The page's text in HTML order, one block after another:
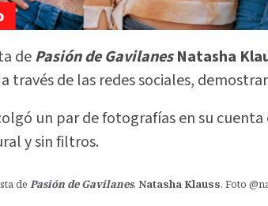
dePasión de Gavilanes Natasha
través de las redes sociales,
un par de fotografías en su
y sin filtros.
dePasión de Gavilanes,Natasha Klauss. Foto